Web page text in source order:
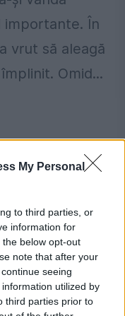
My Personal
to third parties, or
information for
below opt-out
note that after your
seeing
utilized by
third parties prior to
importante. În
vrut să aleagă
Omid...
casei
că nimeni